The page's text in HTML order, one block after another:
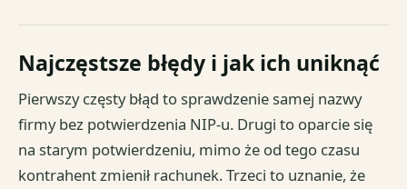
Najczęstsze błędy i jak ich uniknąć
Pierwszy częsty błąd to sprawdzenie samej nazwy
firmy bez potwierdzenia NIP-u. Drugi to oparcie się
na starym potwierdzeniu, mimo że od tego czasu
kontrahent zmienił rachunek. Trzeci to uznanie, że